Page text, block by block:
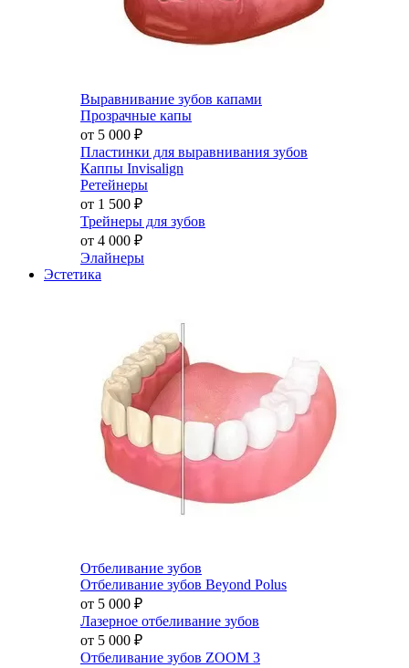
Выравнивание зубов капами
Прозрачные капы
от 5 000 ₽
Пластинки для выравнивания зубов
Каппы Invisalign
Ретейнеры
от 1 500 ₽
Трейнеры для зубов
от 4 000 ₽
Элайнеры
Эстетика
Отбеливание зубов
Отбеливание зубов Beyond Polus
от 5 000 ₽
Лазерное отбеливание зубов
от 5 000 ₽
Отбеливание зубов ZOOM 3